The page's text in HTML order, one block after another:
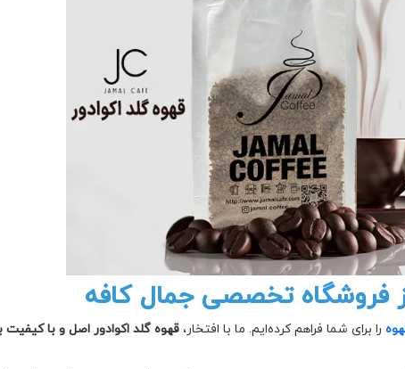
فروشگاه تخصصی جمال کافه
را برای شما فراهم کرده‌ایم. ما با افتخار، قهوه گلد اکوادور اصل و با کیفیت